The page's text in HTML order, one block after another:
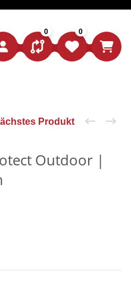
0
VERGLEICHSLISTE
0
WUNSCHZETTEL
Outdoor |